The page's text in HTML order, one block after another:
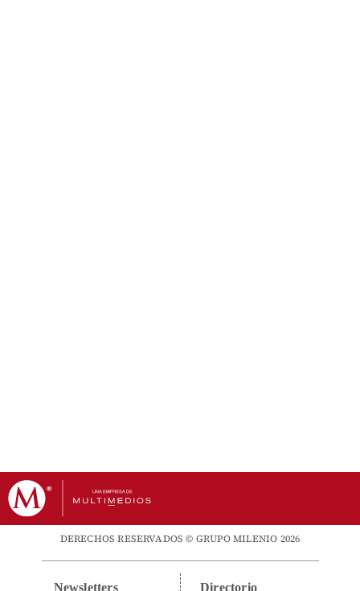
DERECHOS RESERVADOS © GRUPO MILENIO 2026
Newsletters Directorio